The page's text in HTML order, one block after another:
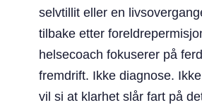
selvtillit eller en
tilbake etter
helsecoach fokuserer på
fremdrift. Ikke diagnose.
vil si at klarhet slår fart på